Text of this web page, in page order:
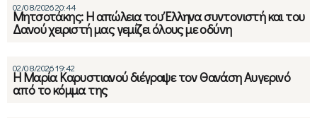
02/08/2026 20:44
Μητσοτάκης: Η απώλεια του Έλληνα συντονιστή και του
Δανού χειριστή μας γεμίζει όλους με οδύνη
02/08/2026 19:42
Η Μαρία Καρυστιανού διέγραψε τον Θανάση Αυγερινό
από το κόμμα της